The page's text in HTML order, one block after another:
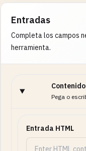
Entradas
Completa los campos
herramienta.
Contenido
Pega o
Entrada HTML